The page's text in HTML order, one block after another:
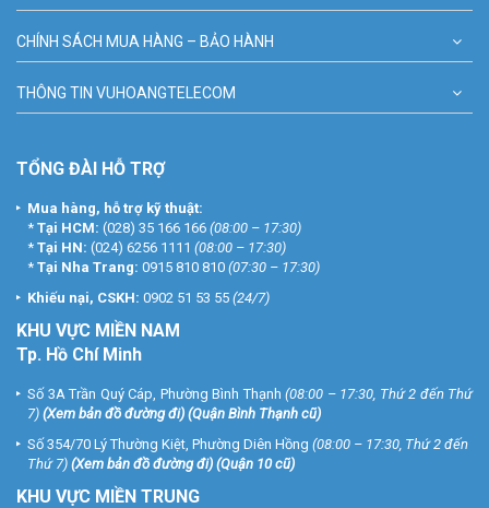
CHÍNH SÁCH MUA HÀNG – BẢO HÀNH
THÔNG TIN VUHOANGTELECOM
TỔNG ĐÀI HỖ TRỢ
Mua hàng, hỗ trợ kỹ thuật:
* Tại HCM: (028) 35 166 166 (08:00 – 17:30)
* Tại HN: (024) 6256 1111 (08:00 – 17:30)
* Tại Nha Trang: 0915 810 810 (07:30 – 17:30)
Khiếu nại, CSKH: 0902 51 53 55 (24/7)
KHU VỰC MIỀN NAM
Tp. Hồ Chí Minh
Số 3A Trần Quý Cáp, Phường Bình Thạnh (08:00 – 17:30, Thứ 2 đến Thứ
7) (Xem bản đồ đường đi) (Quận Bình Thạnh cũ)
Số 354/70 Lý Thường Kiệt, Phường Diên Hồng (08:00 – 17:30, Thứ 2 đến
Thứ 7) (Xem bản đồ đường đi) (Quận 10 cũ)
KHU VỰC MIỀN TRUNG